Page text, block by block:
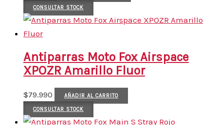
CONSULTAR STOCK
Antiparras Moto Fox Airspace
XPOZR Amarillo Fluor
$79.990 AÑADIR AL CARRITO
CONSULTAR STOCK